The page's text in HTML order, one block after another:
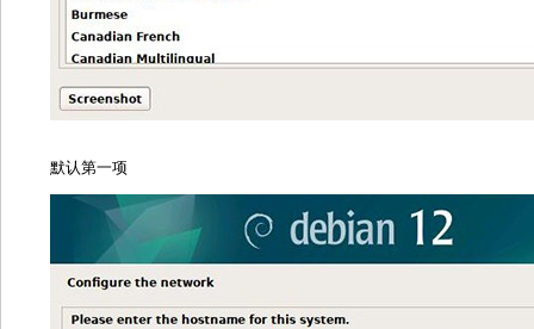
默认第一项